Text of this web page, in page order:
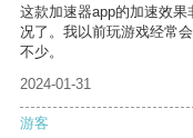
这款加速器app的加速效
况了。我以前玩游戏经常
不少。
2024-01-31
游客